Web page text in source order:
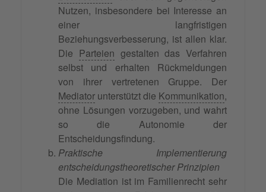
Nutzen, insbesondere bei Interesse an
einer langfristigen
Beziehungsverbesserung, ist allen klar.
Die Parteien gestalten das Verfahren
selbst und erhalten Rückmeldungen
von ihrer vertretenen Gruppe. Der
Mediator unterstützt die Kommunikation,
ohne Lösungen vorzugeben, und wahrt
so die Autonomie der
Entscheidungsfindung.
Praktische Implementierung
entscheidungstheoretischer Prinzipien
Die Mediation ist im Familienrecht sehr